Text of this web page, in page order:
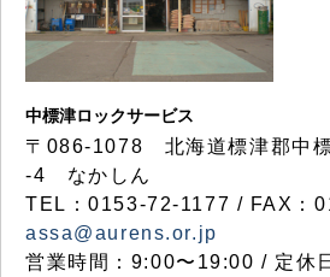
中標津ロックサービス
〒086-1078 北海道標津郡中
-4 なかしん
TEL：0153-72-1177 / FAX：
assa@aurens.or.jp
営業時間：9:00〜19:00 / 定休